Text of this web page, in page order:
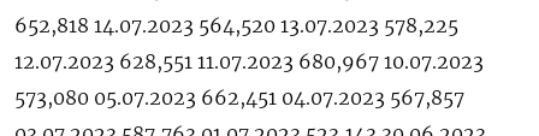
652,818 14.07.2023 564,520 13.07.2023 578,225
12.07.2023 628,551 11.07.2023 680,967 10.07.2023
573,080 05.07.2023 662,451 04.07.2023 567,857